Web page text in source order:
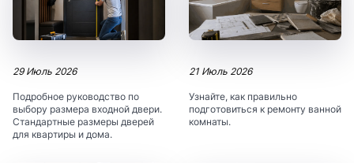
29 Июль 2026
Подробное руководство по
выбору размера входной двери.
Стандартные размеры дверей
для квартиры и дома.
21 Июль 2026
Узнайте, как правильно
подготовиться к ремонту ванной
комнаты.